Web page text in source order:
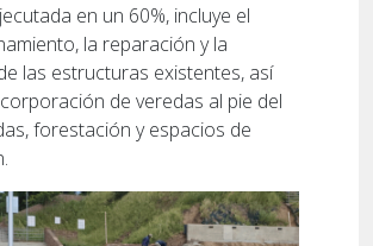
en un 60%, incluye el
la reparación y la
las estructuras existentes, así
de veredas al pie del
forestación y espacios de